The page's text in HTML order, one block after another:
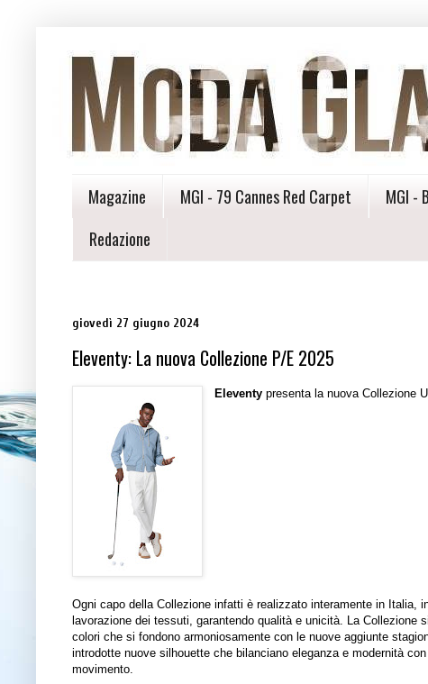
Magazine MGI - 79 Cannes Red Carpet MGI -
Redazione
giovedì 27 giugno 2024
Eleventy: La nuova Collezione P/E 2025
Eleventy presenta la nuova Collezione
Ogni capo della Collezione infatti è realizzato interamente in Italia,
lavorazione dei tessuti, garantendo qualità e unicità. La
colori che si fondono armoniosamente con le nuove aggiunte
introdotte nuove silhouette che bilanciano eleganza e modernità
movimento.